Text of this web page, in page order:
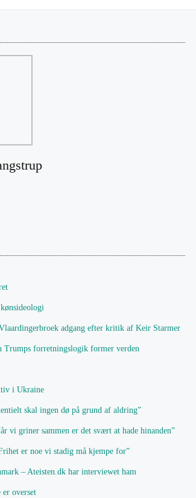
adgang efter kritik af Keir Starmer
forretningslogik former verden
i Ukraine
skal ingen dø på grund af aldring”
vi griner sammen er det svært at hade hinanden”
er noe vi stadig må kjempe for”
– Ateisten.dk har interviewet ham
overset